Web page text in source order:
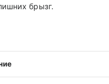
брызг.